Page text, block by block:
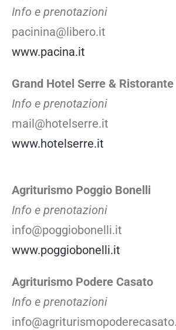
Info e prenotazioni
pacinina@libero.it
www.pacina.it
Grand Hotel Serre & Ristorante
Info e prenotazioni
mail@hotelserre.it
www.hotelserre.it
Agriturismo Poggio Bonelli
Info e prenotazioni
info@poggiobonelli.it
www.poggiobonelli.it
Agriturismo Podere Casato
Info e prenotazioni